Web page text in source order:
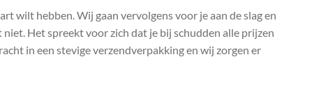
wilt hebben. Wij gaan vervolgens voor je aan de slag en
Het spreekt voor zich dat je bij schudden alle prijzen
in een stevige verzendverpakking en wij zorgen er